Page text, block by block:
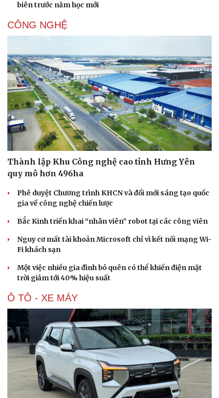
Văn hóa
Sân khấu - Điện ảnh
Văn học
Di sản
Giải trí
Nghệ sĩ
biên trước năm học mới
CÔNG NGHỆ
Thành lập Khu Công nghệ cao tỉnh Hưng Yên
quy mô hơn 496ha
Phê duyệt Chương trình KHCN và đổi mới sáng tạo quốc
gia về công nghệ chiến lược
Bắc Kinh triển khai “nhân viên” robot tại các công viên
Nguy cơ mất tài khoản Microsoft chỉ vì kết nối mạng Wi-
Fi khách sạn
Một việc nhiều gia đình bỏ quên có thể khiến điện mặt
trời giảm tới 40% hiệu suất
Ô TÔ - XE MÁY